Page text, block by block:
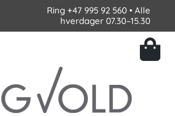
Ring +47 995 92 560 • Alle
hverdager 07.30–15.30